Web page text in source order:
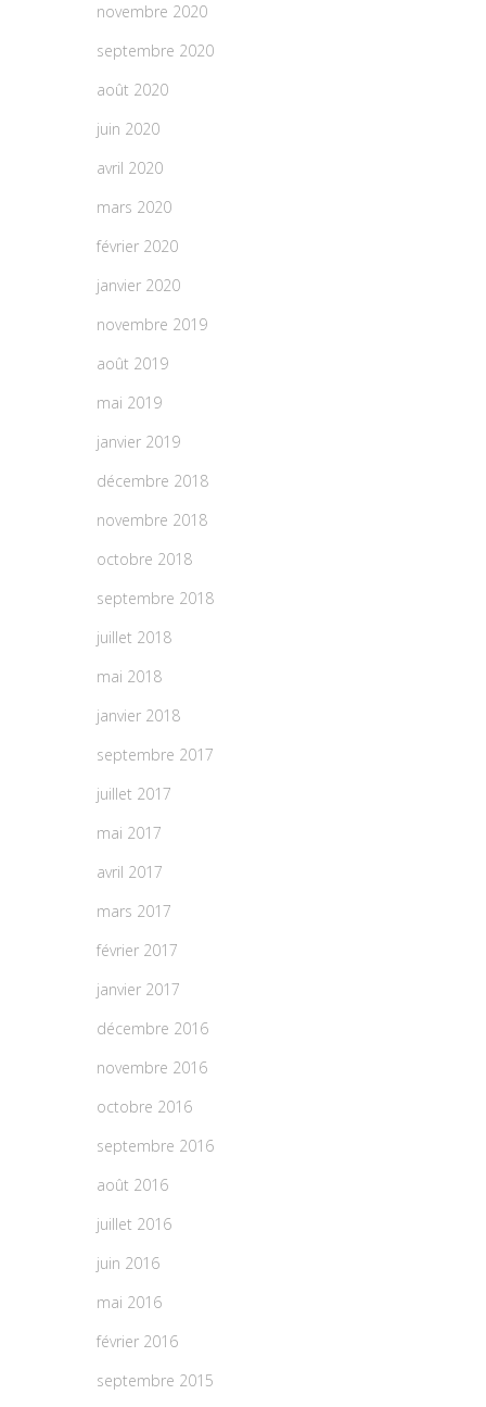
novembre 2020
septembre 2020
août 2020
juin 2020
avril 2020
mars 2020
février 2020
janvier 2020
novembre 2019
août 2019
mai 2019
janvier 2019
décembre 2018
novembre 2018
octobre 2018
septembre 2018
juillet 2018
mai 2018
janvier 2018
septembre 2017
juillet 2017
mai 2017
avril 2017
mars 2017
février 2017
janvier 2017
décembre 2016
novembre 2016
octobre 2016
septembre 2016
août 2016
juillet 2016
juin 2016
mai 2016
février 2016
septembre 2015